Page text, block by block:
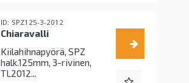
SPZ125-3-2012
Chiaravalli
Kiilahihnapyörä, SPZ
halk.125mm, 3-rivinen,
TL2012...